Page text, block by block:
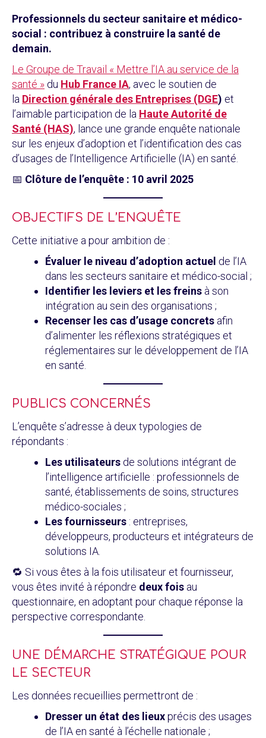
Professionnels du secteur sanitaire et médico-
social : contribuez à construire la santé de
demain.
Le Groupe de Travail « Mettre l’IA au service de la
santé » du Hub France IA, avec le soutien de
la Direction générale des Entreprises (DGE) et
l’aimable participation de la Haute Autorité de
Santé (HAS), lance une grande enquête nationale
sur les enjeux d’adoption et l’identification des cas
d’usages de l’Intelligence Artificielle (IA) en santé.
📅 Clôture de l’enquête : 10 avril 2025
OBJECTIFS DE L’ENQUÊTE
Cette initiative a pour ambition de :
Évaluer le niveau d’adoption actuel de l’IA
dans les secteurs sanitaire et médico-social ;
Identifier les leviers et les freins à son
intégration au sein des organisations ;
Recenser les cas d’usage concrets afin
d’alimenter les réflexions stratégiques et
réglementaires sur le développement de l’IA
en santé.
PUBLICS CONCERNÉS
L’enquête s’adresse à deux typologies de
répondants :
Les utilisateurs de solutions intégrant de
l’intelligence artificielle : professionnels de
santé, établissements de soins, structures
médico-sociales ;
Les fournisseurs : entreprises,
développeurs, producteurs et intégrateurs de
solutions IA.
🔁 Si vous êtes à la fois utilisateur et fournisseur,
vous êtes invité à répondre deux fois au
questionnaire, en adoptant pour chaque réponse la
perspective correspondante.
UNE DÉMARCHE STRATÉGIQUE POUR
LE SECTEUR
Les données recueillies permettront de :
Dresser un état des lieuxprécis des usages
de l’IA en santé à l’échelle nationale ;